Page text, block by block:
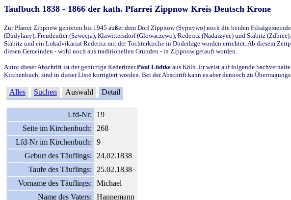
Taufbuch 1838 - 1866 der kath. Pfarrei Zippnow Kreis Deutsch Krone
Zur Pfarrei Zippnow gehörten bis 1945 außer dem Dorf Zippnow (Sypnywo) noch die beiden
(Dudylany), Freudenfier (Szwecja), Klawittersdorf (Glowaczewo), Rederitz (Nadarzyce) und Stabitz
Stabitz und ein Lokalvikariat Rederitz mit der Tochterkirche in Doderlage wurden errichtet. Ab diesem
diesen Gemeinden - wohl noch aus traditionellen Gründen - in Zippnow getauft worden.
Autor dieser Abschrift ist der gebürtige RederitzerPaul Lüdtke aus Köln. Er weist auf folgende
Kirchenbuch, sind in dieser Liste korrigiert worden. Bei der Abschrift kann es aber dennoch zu
Alles Suchen Auswahl Detail
Lfd-Nr:
19
Seite im Kirchenbuch:
268
Lfd-Nr im Kirchenbuch:
9
Geburt des Täuflings:
24.02.1838
Taufe des Täuflings:
25.02.1838
Vorname des Täuflings:
Michael
Name des Vaters:
Hannemann